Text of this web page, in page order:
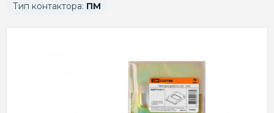
Тип контактора: ПМ